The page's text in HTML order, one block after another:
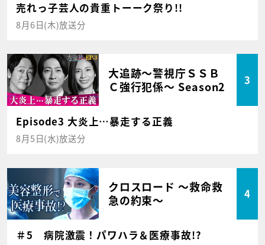
売れっ子芸人の貴重トーーク祭り!!
8月6日(木)放送分
大追跡～警視庁ＳＳＢ
Ｃ強行犯係～ Season2
3
Episode3 大炎上…暴走する正義
8月5日(水)放送分
クロスロード ～救命救
急の約束～
4
＃5 病院激震！パワハラ＆医療事故!?